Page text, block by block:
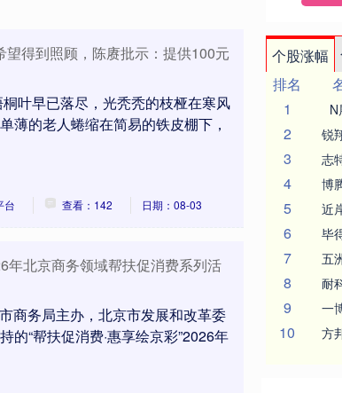
得到照顾，陈赓批示：提供100元
叶早已落尽，光秃秃的枝桠在寒风
薄的老人蜷缩在简易的铁皮棚下，
台 查看：142 日期：08-03
年北京商务领域帮扶促消费系列活
商务局主办，北京市发展和改革委
的“帮扶促消费·惠享绘京彩”2026年
个股涨幅
排名
1
N
2 锐
3 志
4 博
5 近
6 毕
7 五
8 耐
9 一
10 方